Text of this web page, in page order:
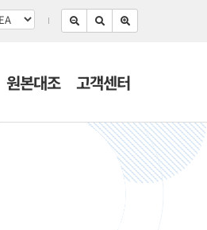
원본대조 고객센터